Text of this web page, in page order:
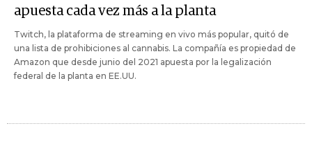
apuesta cada vez más a la planta
Twitch, la plataforma de streaming en vivo más popular, quitó de
una lista de prohibiciones al cannabis. La compañía es propiedad de
Amazon que desde junio del 2021 apuesta por la legalización
federal de la planta en EE.UU.